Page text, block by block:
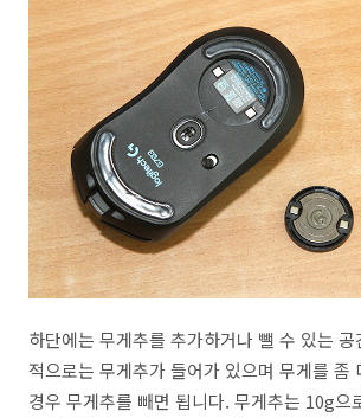
하단에는 무게추를 추가하거나 뺄 수 있는
적으로는 무게추가 들어가 있으며 무게를 좀
경우 무게추를 빼면 됩니다. 무게추는 10g으